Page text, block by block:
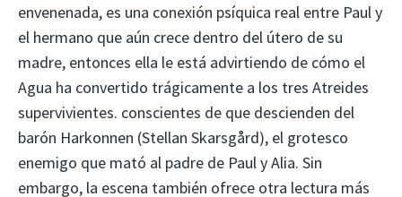
envenenada, es una conexión psíquica real entre Paul y
el hermano que aún crece dentro del útero de su
madre, entonces ella le está advirtiendo de cómo el
Agua ha convertido trágicamente a los tres Atreides
supervivientes. conscientes de que descienden del
barón Harkonnen (Stellan Skarsgård), el grotesco
enemigo que mató al padre de Paul y Alia. Sin
embargo, la escena también ofrece otra lectura más